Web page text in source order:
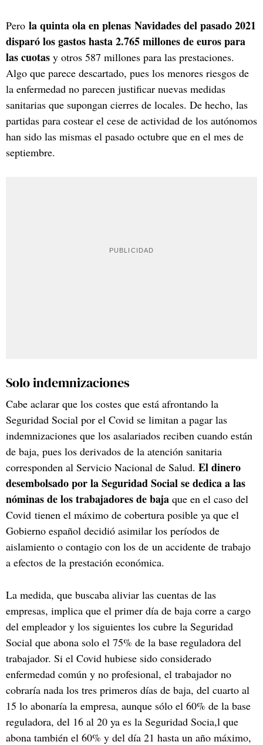
Pero la quinta ola en plenas Navidades del pasado 2021
disparó los gastos hasta 2.765 millones de euros para
las cuotas y otros 587 millones para las prestaciones.
Algo que parece descartado, pues los menores riesgos de
la enfermedad no parecen justificar nuevas medidas
sanitarias que supongan cierres de locales. De hecho, las
partidas para costear el cese de actividad de los autónomos
han sido las mismas el pasado octubre que en el mes de
septiembre.
Solo indemnizaciones
Cabe aclarar que los costes que está afrontando la
Seguridad Social por el Covid se limitan a pagar las
indemnizaciones que los asalariados reciben cuando están
de baja, pues los derivados de la atención sanitaria
corresponden al Servicio Nacional de Salud. El dinero
desembolsado por la Seguridad Social se dedica a las
nóminas de los trabajadores de baja que en el caso del
Covid tienen el máximo de cobertura posible ya que el
Gobierno español decidió asimilar los períodos de
aislamiento o contagio con los de un accidente de trabajo
a efectos de la prestación económica.
La medida, que buscaba aliviar las cuentas de las
empresas, implica que el primer día de baja corre a cargo
del empleador y los siguientes los cubre la Seguridad
Social que abona solo el 75% de la base reguladora del
trabajador. Si el Covid hubiese sido considerado
enfermedad común y no profesional, el trabajador no
cobraría nada los tres primeros días de baja, del cuarto al
15 lo abonaría la empresa, aunque sólo el 60% de la base
reguladora, del 16 al 20 ya es la Seguridad Socia,l que
abona también el 60% y del día 21 hasta un año máximo,